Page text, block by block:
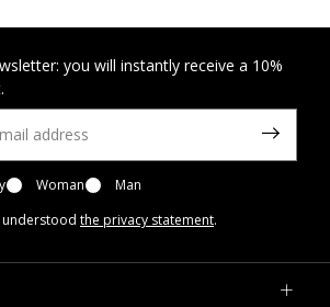
you will instantly receive a 10%
Woman
Man
understood the privacy statement.